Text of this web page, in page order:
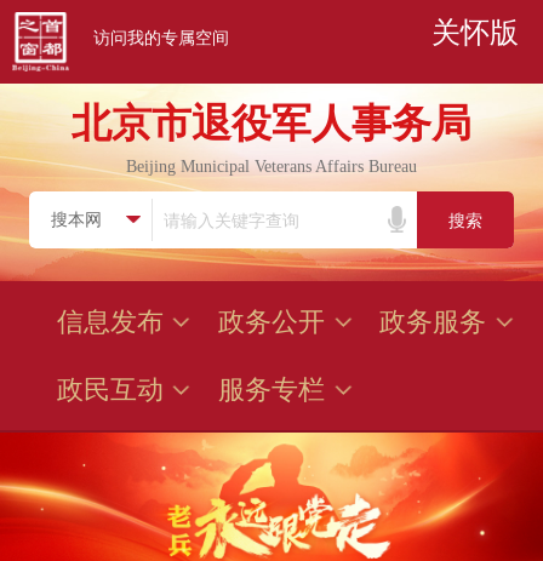
访问我的专属空间 关怀版
北京市退役军人事务局
Beijing Municipal Veterans Affairs Bureau
搜索
信息发布 政务公开 政务服务
政民互动 服务专栏